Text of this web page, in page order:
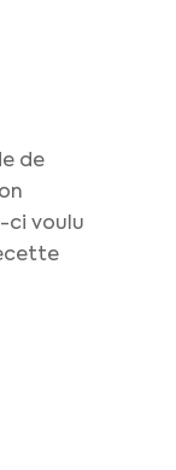
de
ci voulu